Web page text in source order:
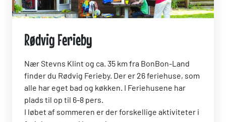
Rødvig Ferieby
Nær Stevns Klint og ca. 35 km fra BonBon-Land
finder du Rødvig Ferieby. Der er 26 feriehuse, som
alle har eget bad og køkken. I Feriehusene har
plads til op til 6-8 pers.
I løbet af sommeren er der forskellige aktiviteter i